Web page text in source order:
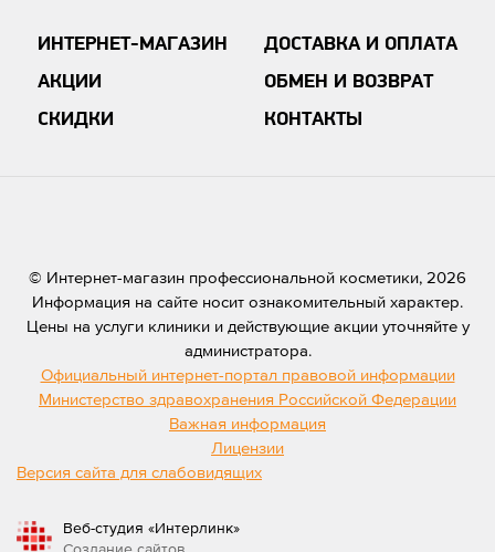
ИНТЕРНЕТ-МАГАЗИН
АКЦИИ
СКИДКИ
ДОСТАВКА И ОПЛАТА
ОБМЕН И ВОЗВРАТ
КОНТАКТЫ
© Интернет-магазин профессиональной косметики, 2026
Информация на сайте носит ознакомительный характер.
Цены на услуги клиники и действующие акции уточняйте у
администратора.
Официальный интернет-портал правовой информации
Министерство здравохранения Российской Федерации
Важная информация
Лицензии
Версия сайта для слабовидящих
Веб-студия «Интерлинк»